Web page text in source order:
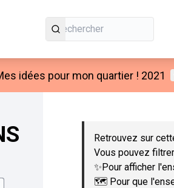
idées pour mon quartier ! 2021
Passer la carte
Retrouvez sur
Vous pouvez
✨Pour afficher
🗺️ Pour que